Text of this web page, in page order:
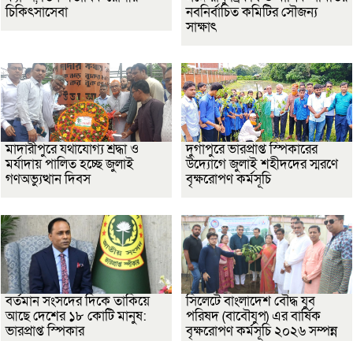
চিকিৎসাসেবা
নবনির্বাচিত কমিটির সৌজন্য
সাক্ষাৎ
মাদারীপুরে যথাযোগ্য শ্রদ্ধা ও
মর্যাদায় পালিত হচ্ছে জুলাই
গণঅভ্যুত্থান দিবস
দুর্গাপুরে ভারপ্রাপ্ত স্পিকারের
উদ্যোগে জুলাই শহীদদের স্মরণে
বৃক্ষরোপণ কর্মসূচি
বর্তমান সংসদের দিকে তাকিয়ে
আছে দেশের ১৮ কোটি মানুষ:
ভারপ্রাপ্ত স্পিকার
সিলেটে বাংলাদেশ বৌদ্ধ যুব
পরিষদ (বাবৌযুপ) এর বার্ষিক
বৃক্ষরোপণ কর্মসূচি ২০২৬ সম্পন্ন